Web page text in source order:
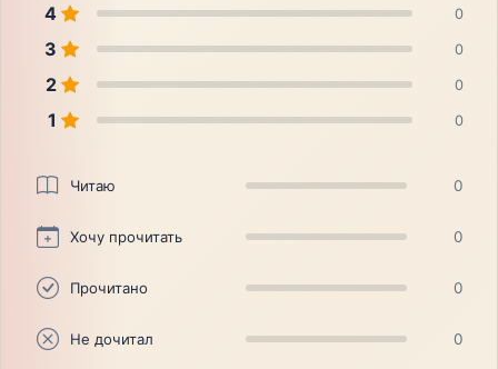
4 0
3 0
2 0
1 0
Читаю 0
Хочу прочитать 0
Прочитано 0
Не дочитал 0